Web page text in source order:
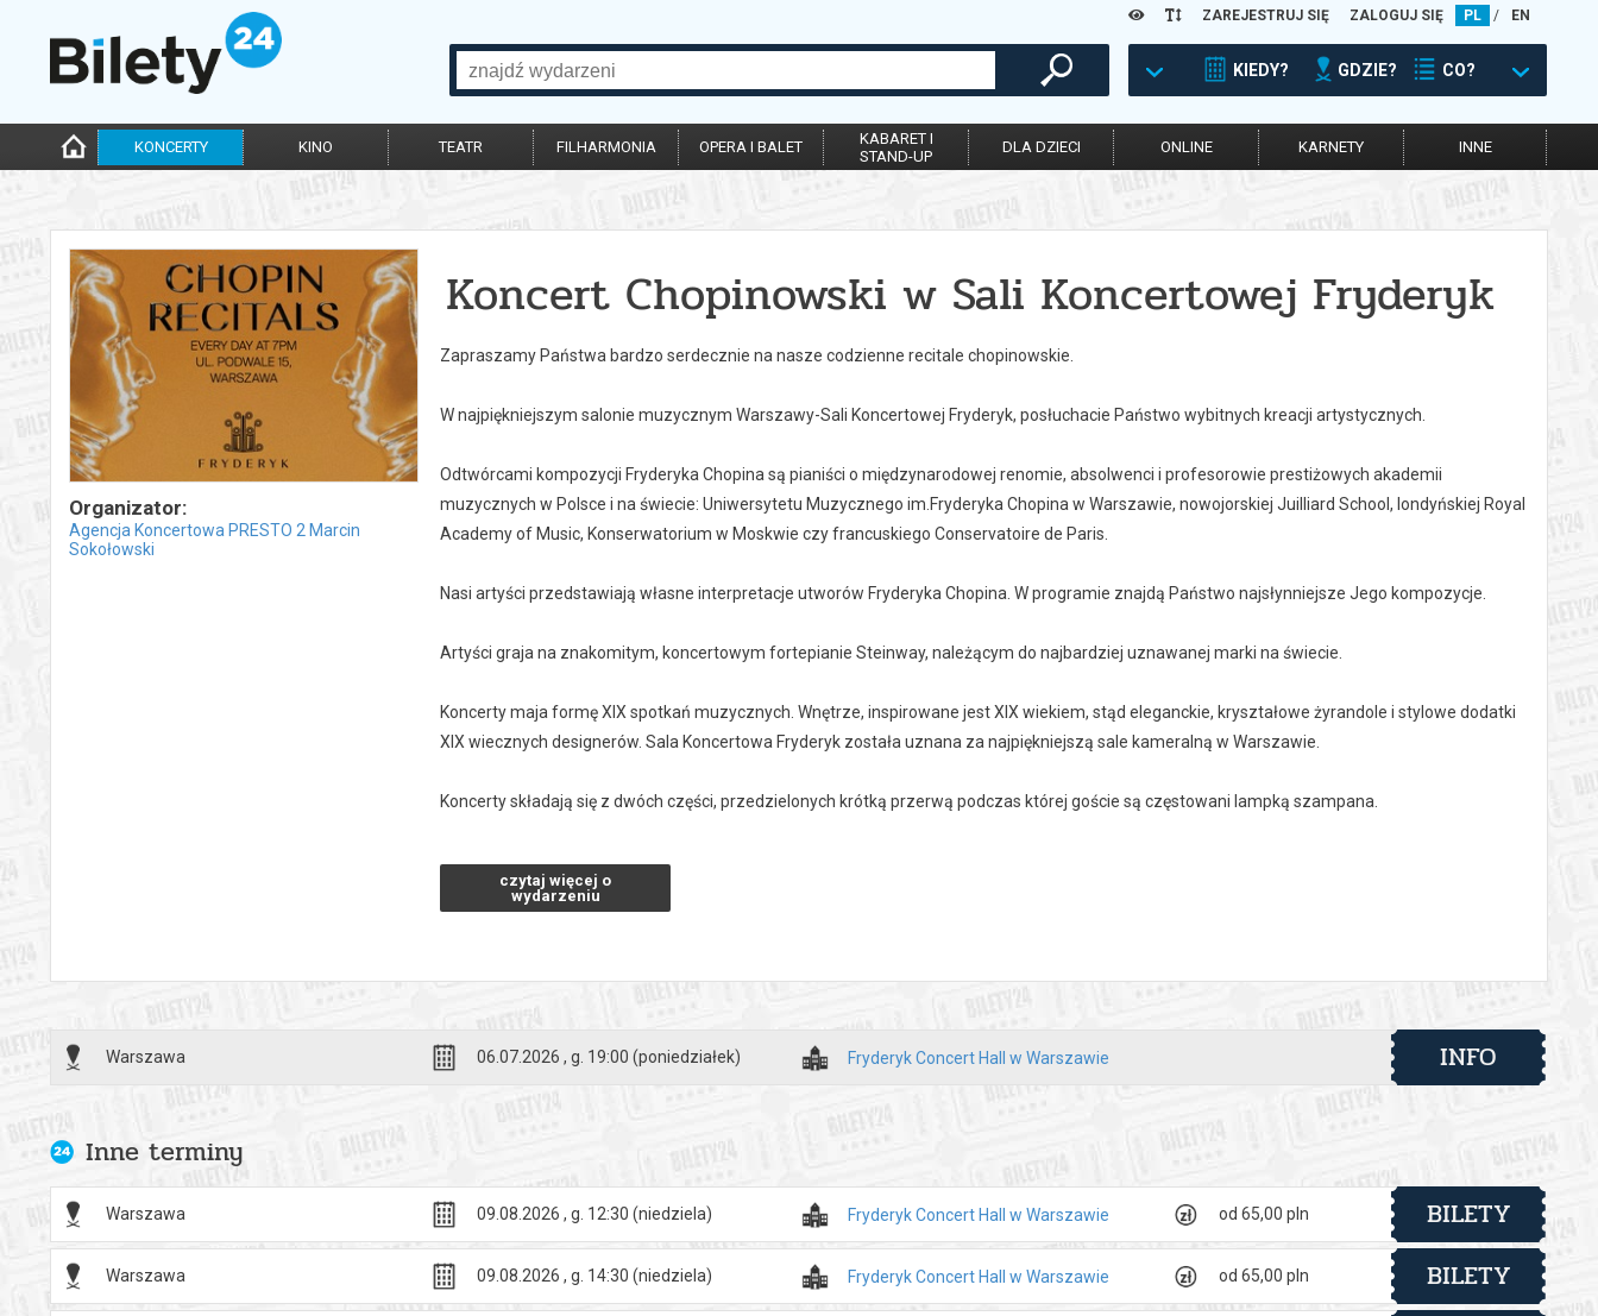
ZAREJESTRUJ SIĘ ZALOGUJ SIĘ PL / EN
KIEDY? GDZIE? CO?
KONCERTY KINO TEATR FILHARMONIA OPERA I BALET
KABARET I
STAND-UP
DLA DZIECI ONLINE KARNETY INNE
Organizator:
Agencja Koncertowa PRESTO 2 Marcin
Sokołowski
Koncert Chopinowski w Sali Koncertowej Fryderyk
Zapraszamy Państwa bardzo serdecznie na nasze codzienne recitale chopinowskie.
W najpiękniejszym salonie muzycznym Warszawy-Sali Koncertowej Fryderyk, posłuchacie Państwo wybitnych kreacji artystycznych.
Odtwórcami kompozycji Fryderyka Chopina są pianiści o międzynarodowej renomie, absolwenci i profesorowie prestiżowych akademii
muzycznych w Polsce i na świecie: Uniwersytetu Muzycznego im.Fryderyka Chopina w Warszawie, nowojorskiej Juilliard School, londyńskiej Royal
Academy of Music, Konserwatorium w Moskwie czy francuskiego Conservatoire de Paris.
Nasi artyści przedstawiają własne interpretacje utworów Fryderyka Chopina. W programie znajdą Państwo najsłynniejsze Jego kompozycje.
Artyści graja na znakomitym, koncertowym fortepianie Steinway, należącym do najbardziej uznawanej marki na świecie.
Koncerty maja formę XIX spotkań muzycznych. Wnętrze, inspirowane jest XIX wiekiem, stąd eleganckie, kryształowe żyrandole i stylowe dodatki
XIX wiecznych designerów. Sala Koncertowa Fryderyk została uznana za najpiękniejszą sale kameralną w Warszawie.
Koncerty składają się z dwóch części, przedzielonych krótką przerwą podczas której goście są częstowani lampką szampana.
Czas trwania koncertu: 1 godzina.
Bezpieczne zakupy w Bilety24. W przypadku odwołania wydarzenia, gwarantujemy automatyczny zwrot środków potwierdzony komunikatem
wysyłanym na adres e-mail, podany podczas zakupu.
czytaj więcej o
wydarzeniu
Warszawa 06.07.2026 , g. 19:00 (poniedziałek) Fryderyk Concert Hall w Warszawie INFO
Inne terminy
Warszawa 09.08.2026 , g. 12:30 (niedziela) Fryderyk Concert Hall w Warszawie od 65,00 pln BILETY
Warszawa 09.08.2026 , g. 14:30 (niedziela) Fryderyk Concert Hall w Warszawie od 65,00 pln BILETY